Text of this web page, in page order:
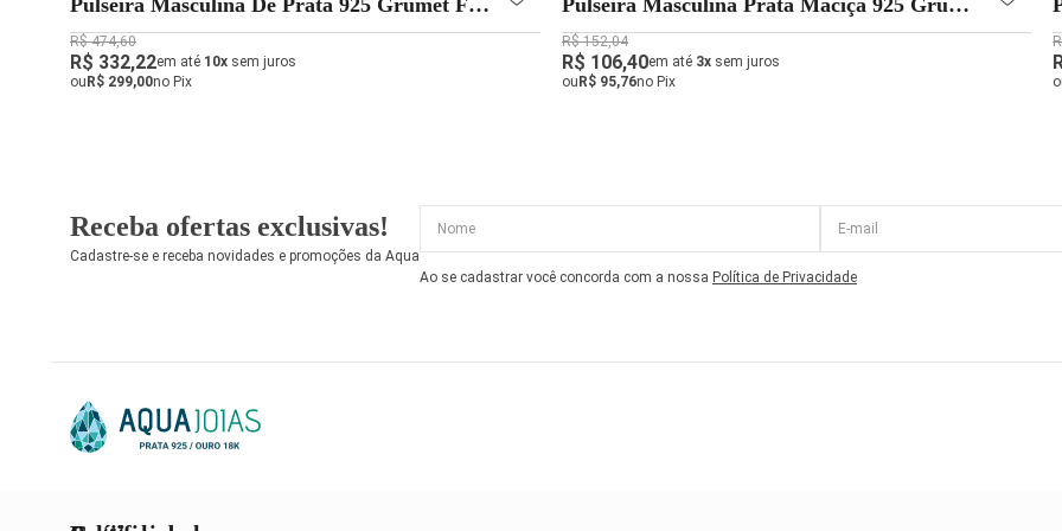
Pulseira Masculina De Prata 925 Grumet Flat
7mm 21cm
R$ 474,60
R$ 332,22em até 10x sem juros
ouR$ 299,00no Pix
Pulseira Masculina Prata Maciça 925 Grumet
- 3mm
R$ 152,04
R$ 106,40em até 3xsem juros
ouR$ 95,76no Pix
Receba ofertas exclusivas!
Cadastre-se e receba novidades e promoções da Aqua
Ao se cadastrar você concorda com a nossa Política de Privacidade